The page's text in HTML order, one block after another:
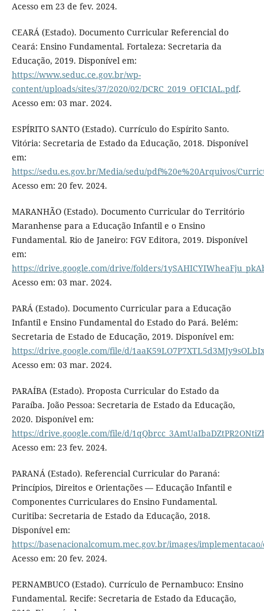
Acesso em 23 de fev. 2024.
CEARÁ (Estado). Documento Curricular Referencial do
Ceará: Ensino Fundamental. Fortaleza: Secretaria da
Educação, 2019. Disponível em:
https://www.seduc.ce.gov.br/wp-
content/uploads/sites/37/2020/02/DCRC_2019_OFICIAL.pdf.
Acesso em: 03 mar. 2024.
ESPÍRITO SANTO (Estado). Currículo do Espírito Santo.
Vitória: Secretaria de Estado da Educação, 2018. Disponível
em:
https://sedu.es.gov.br/Media/sedu/pdf%20e%20Arquivos/
Acesso em: 20 fev. 2024.
MARANHÃO (Estado). Documento Curricular do Território
Maranhense para a Educação Infantil e o Ensino
Fundamental. Rio de Janeiro: FGV Editora, 2019. Disponível
em:
https://drive.google.com/drive/folders/
Acesso em: 03 mar. 2024.
PARÁ (Estado). Documento Curricular para a Educação
Infantil e Ensino Fundamental do Estado do Pará. Belém:
Secretaria de Estado de Educação, 2019. Disponível em:
https://drive.google.com/file/d/
Acesso em: 03 mar. 2024.
PARAÍBA (Estado). Proposta Curricular do Estado da
Paraíba. João Pessoa: Secretaria de Estado da Educação,
2020. Disponível em:
https://drive.google.com/file/d/
Acesso em: 23 fev. 2024.
PARANÁ (Estado). Referencial Curricular do Paraná:
Princípios, Direitos e Orientações — Educação Infantil e
Componentes Curriculares do Ensino Fundamental.
Curitiba: Secretaria de Estado da Educação, 2018.
Disponível em:
https://basenacionalcomum.mec.gov.br/images/
Acesso em: 20 fev. 2024.
PERNAMBUCO (Estado). Currículo de Pernambuco: Ensino
Fundamental. Recife: Secretaria de Estado da Educação,